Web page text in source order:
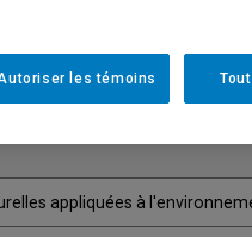
ce programme est
appliquées à
les témoins